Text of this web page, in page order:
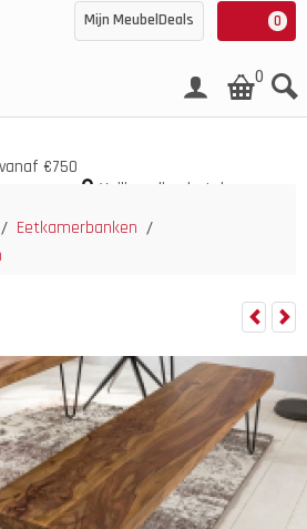
0
Mijn MeubelDeals
0
€750
Veilig online betalen
/ Eetkamerbanken /